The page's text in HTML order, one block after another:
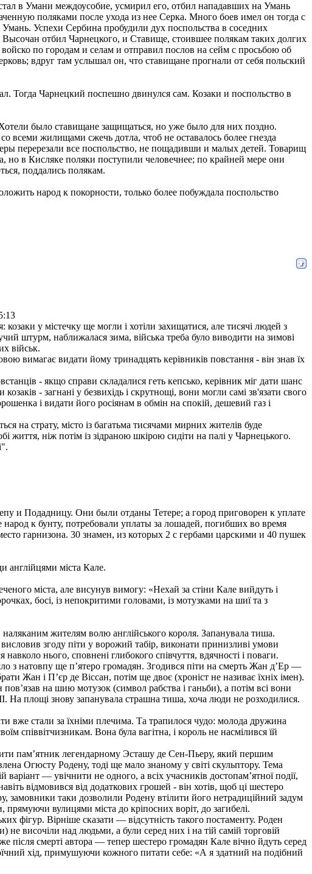
в Умани междоусобие, усмирил его, отбил нападавших на Умань
поляками после ухода из нее Серка. Много боев имел он тогда с
Успехи Сербина пробудили дух поспольства в соседних
отбил Чарнецкого, и Ставище, стоившее полякам таких долгих
по городам и селам и отправил послов на сейм с просьбою об
вдруг там услышал он, что ставищане прогнали от себя польский
Тогда Чарнецкий поспешно двинулся сам. Козаки и поспольство в
было ставищане защищаться, но уже было для них поздно.
всеми жилищами сжечь дотла, чтоб не оставалось более гнезда
перерезали все поспольство, не пощадивши и малых детей. Товарищ
но в Кисляке поляки поступили человечнее; по крайней мере они
поддались полякам.
народ к покорности, только более побуждала поспольство
у містечку ще могли і хотіли захищатися, але тисячі людей з
штурм, наближалася зима, війська треба було виводити на зимові
військ.
вимагає видати йому тринадцять керівників повстання - він знав їх
- якщо справи складалися геть кепсько, керівник міг дати шанс
- загнані у безвихідь і скрутнощі, вони могли самі зв'язати свого
і видати його росіянам в обмін на спокій, дешевий газ і
на страту, місто із багатьма тисячами мирних жителів буде
ніж потім із зідраною шкірою сидіти на палі у Чарнецького.
и Подадницу. Они были отданы Тетере; а город приговорен к уплате
к бунту, потребовали уплаты за лошадей, погибших во время
гарнизона. 30 знамен, из которых 2 с гербами царскими и 40 пушек
англійцями міста Кале.
міста, але висунув вимогу: «Нехай за стіни Кале вийдуть і
босі, із непокритими головами, із мотузками на шиї та з
наляканим жителям волю англійського короля. Запанувала тиша.
згоду піти у ворожий табір, виконати принизливі умови
нього, сповнені глибокого співчуття, вдячності і поваги.
з натовпу ще п’ятеро громадян. Згодився піти на смерть Жан д’Ер —
Жан і П’єр де Віссан, потім ще двоє (хроніст не називає їхніх імен).
на шию мотузок (символ рабства і ганьби), а потім всі вони
На площі знову запанувала страшна тиша, хоча люди не розходилися.
вже стали за їхніми плечима. Та трапилося чудо: молода дружина
співвітчизникам. Вона була вагітна, і король не насмілився їй
пам’ятник легендарному Эсташу де Сен-Пьеру, який першим
Огюсту Родену, тоді ще мало знаному у світі скульптору. Тема
— увічнити не одного, а всіх учасників достопам’ятної події,
відмовився від додаткових грошей - він хотів, щоб ці шестеро
замовники таки дозволили Родену втілити його нетрадиційний задум
вулицями міста до кріпосних воріт, до загибелі.
фігур. Вірніше сказати — відсутність такого постаменту. Роден
не височіли над людьми, а були серед них і на тій самій торговій
після смерті автора — тепер шестеро громадян Кале вічно йдуть серед
хід, примушуючи кожного питати себе: «А я здатний на подібний